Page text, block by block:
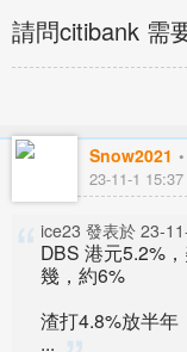
請問citibank 需
Snow2021
23-11-1 15:37
ice23 發表於 23-
DBS 港元5.2%
幾，約6%
渣打4.8%放半年
...